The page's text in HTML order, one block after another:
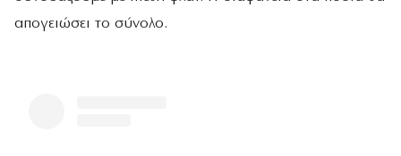
απογειώσει το σύνολο.